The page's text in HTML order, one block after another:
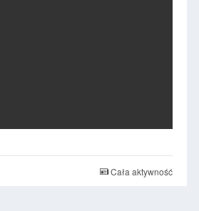
Cała aktywność